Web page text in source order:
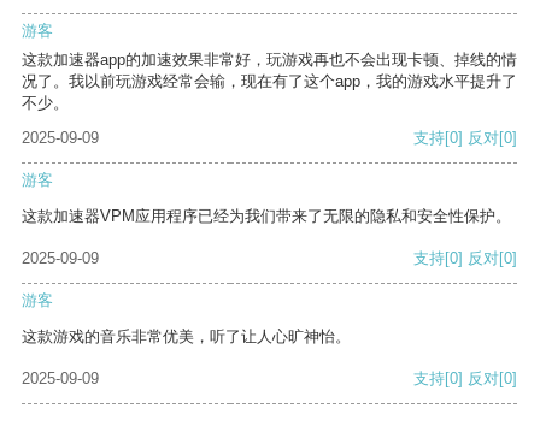
游客
这款加速器app的加速效果非常好，玩游戏再也不会出现卡顿、掉线的情
况了。我以前玩游戏经常会输，现在有了这个app，我的游戏水平提升了
不少。
2025-09-09
支持[0] 反对[0]
游客
这款加速器VPM应用程序已经为我们带来了无限的隐私和安全性保护。
2025-09-09 支持[0] 反对[0]
游客
这款游戏的音乐非常优美，听了让人心旷神怡。
2025-09-09 支持[0] 反对[0]